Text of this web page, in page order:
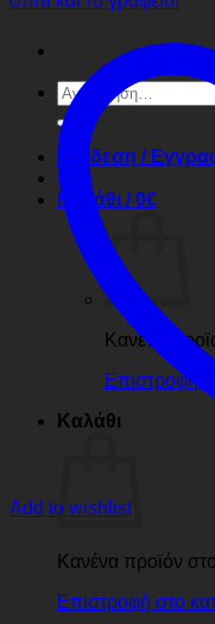
Αναζήτηση
για:
Σύνδεση /
Καλάθι /0€
Κανένα
Επιστροφή
Καλάθι
Κανένα προϊόν
Επιστροφή στο
Add to wishlist